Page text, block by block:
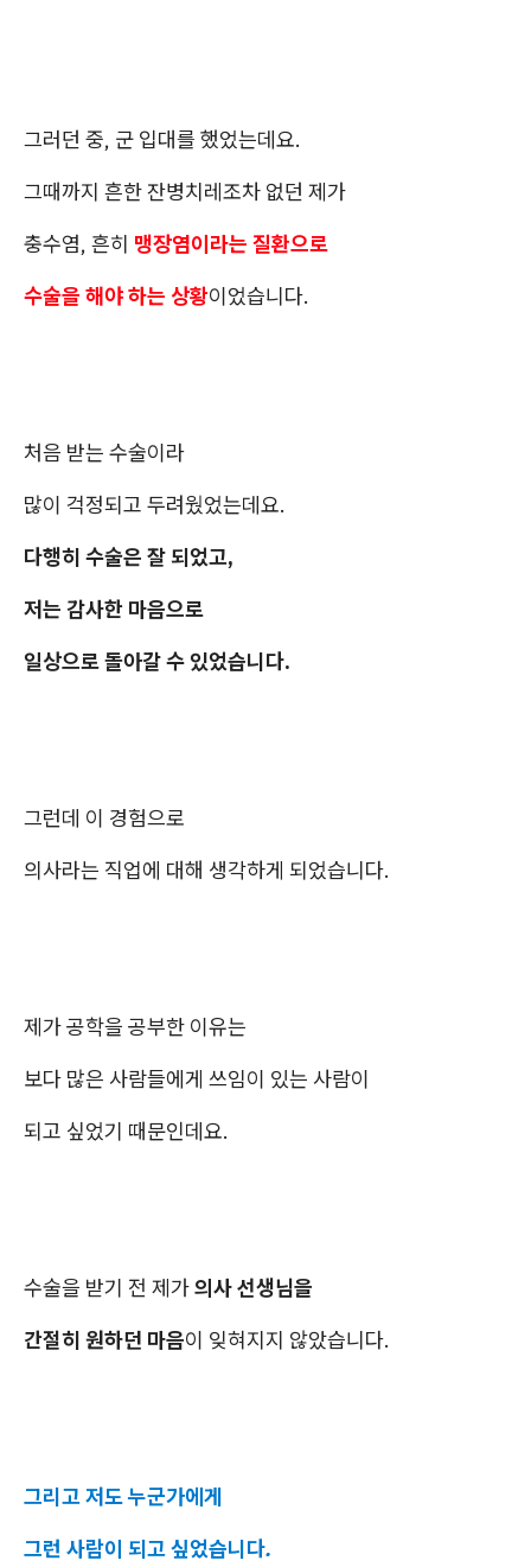
그러던 중, 군 입대를 했었는데요.
그때까지 흔한 잔병치레조차 없던 제가
충수염, 흔히 맹장염이라는 질환으로
수술을 해야 하는 상황이었습니다.
처음 받는 수술이라
많이 걱정되고 두려웠었는데요.
다행히 수술은 잘 되었고,
저는 감사한 마음으로
일상으로 돌아갈 수 있었습니다.
​그런데 이 경험으로
의사라는 직업에 대해 생각하게 되었습니다.
제가 공학을 공부한 이유는
보다 많은 사람들에게 쓰임이 있는 사람이
되고 싶었기 때문인데요.
수술을 받기 전 제가의사 선생님을
간절히 원하던 마음​이 잊혀지지 않았습니다.
그리고 저도 누군가에게
그런 사람이 되고 싶었습니다.